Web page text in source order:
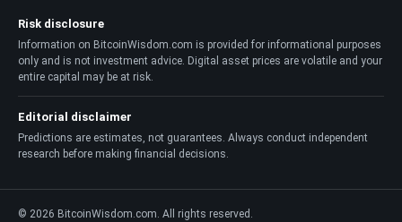
Risk disclosure
Information on BitcoinWisdom.com is provided for informational purposes
only and is not investment advice. Digital asset prices are volatile and your
entire capital may be at risk.
Editorial disclaimer
Predictions are estimates, not guarantees. Always conduct independent
research before making financial decisions.
© 2026 BitcoinWisdom.com. All rights reserved.